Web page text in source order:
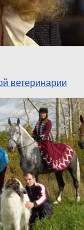
ветеринарии